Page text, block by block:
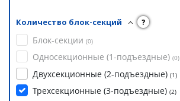
Количество блок-секций ?
Блок-секции (0)
Односекционные (1-подъездные) (0)
Двухсекционные (2-подъездные) (1)
Трехсекционные (3-подъездные) (2)